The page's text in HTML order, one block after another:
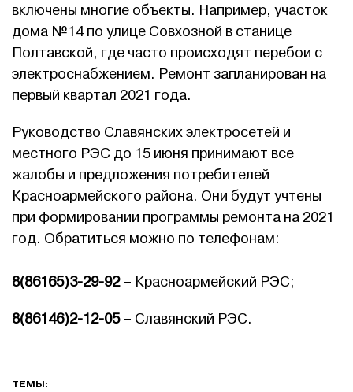
включены многие объекты. Например, участок
дома №14 по улице Совхозной в станице
Полтавской, где часто происходят перебои с
электроснабжением. Ремонт запланирован на
первый квартал 2021 года.
Руководство Славянских электросетей и
местного РЭС до 15 июня принимают все
жалобы и предложения потребителей
Красноармейского района. Они будут учтены
при формировании программы ремонта на 2021
год. Обратиться можно по телефонам:
8(86165)3-29-92– Красноармейский РЭС;
8(86146)2-12-05– Славянский РЭС.
ТЕМЫ: